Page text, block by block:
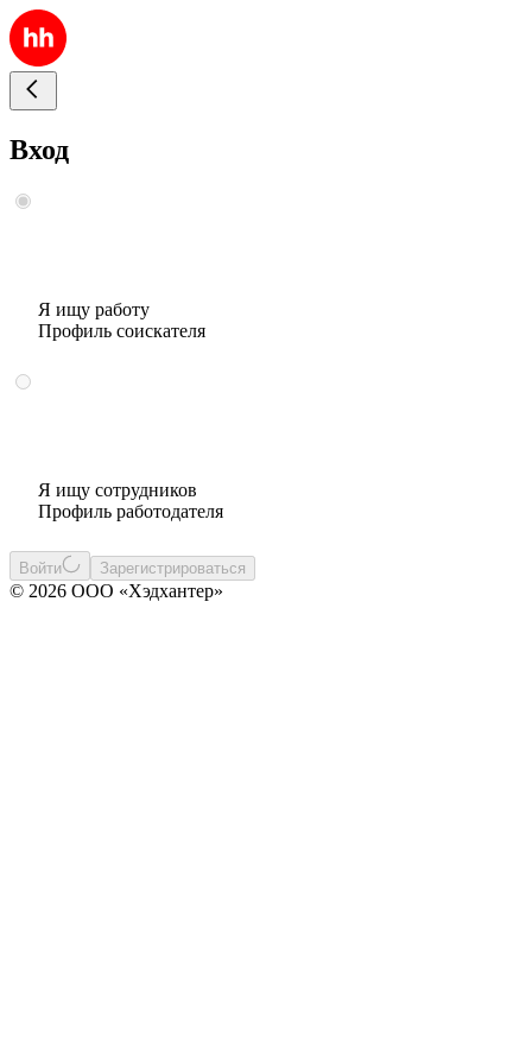
Вход
Я ищу работу
Профиль соискателя
Я ищу сотрудников
Профиль работодателя
Войти Зарегистрироваться
© 2026 ООО «Хэдхантер»